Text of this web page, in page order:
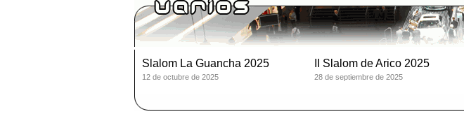
Slalom La Guancha 2025
12 de octubre de 2025
II Slalom de Arico 2025
28 de septiembre de 2025